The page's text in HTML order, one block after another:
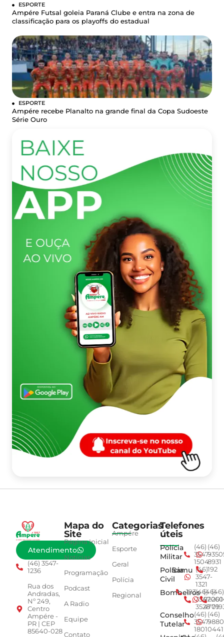
ESPORTE
Ampére Futsal goleia Paraná Clube e entra na zona de
classificação para os playoffs do estadual
ESPORTE
Ampére recebe Planalto na grande final da Copa Sudoeste
Série Ouro
Atendimento
(46) 3547-
1236
Rua dos
Andradas,
Nº 249,
Centro
Ampére -
PR | CEP
85640-028
Mapa do
Site
Página Inicial
Notícias
Programação
Podcast
A Radio
Equipe
Contato
Categorias
Ampére
Esporte
Geral
Polícia
Regional
Telefones
úteis
Polícia
Militar
(46)
3547-
1504
(46)
8931
Polícia
Civil
Samu (46)
3547-
1321
192
Bombeiros
193(46)
3547-
3528
(46)
4779
(46)
Conselho
Tutelar
(46)
3547-
1801
(46)
0441